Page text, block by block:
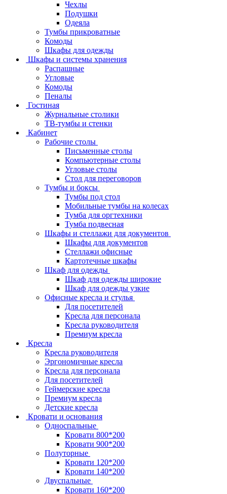
Чехлы
Подушки
Одеяла
Тумбы прикроватные
Комоды
Шкафы для одежды
Шкафы и системы хранения
Распашные
Угловые
Комоды
Пеналы
Гостиная
Журнальные столики
ТВ‑тумбы и стенки
Кабинет
Рабочие столы
Письменные столы
Компьютерные столы
Угловые столы
Стол для переговоров
Тумбы и боксы
Тумбы под стол
Мобильные тумбы на колесах
Тумба для оргтехники
Тумба подвесная
Шкафы и стеллажи для документов
Шкафы для документов
Стеллажи офисные
Картотечные шкафы
Шкаф для одежды
Шкаф для одежды широкие
Шкаф для одежды узкие
Офисные кресла и стулья
Для посетителей
Кресла для персонала
Кресла руководителя
Премиум кресла
Кресла
Кресла руководителя
Эргономичные кресла
Кресла для персонала
Для посетителей
Геймерские кресла
Премиум кресла
Детские кресла
Кровати и основания
Односпальные
Кровати 800*200
Кровати 900*200
Полуторные
Кровати 120*200
Кровати 140*200
Двуспальные
Кровати 160*200